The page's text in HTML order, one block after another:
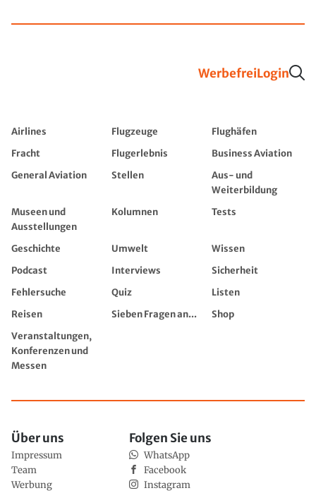
WerbefreiLogin
Airlines Flugzeuge
Flughäfen
Fracht
Flugerlebnis
Business Aviation
General Aviation
Stellen
Aus- und
Weiterbildung
Museen und
Ausstellungen
Kolumnen Tests
Geschichte Umwelt
Wissen
Podcast
Interviews
Sicherheit
Fehlersuche
Quiz
Listen
Reisen
Sieben Fragen an...
Shop
Veranstaltungen,
Konferenzen und
Messen
Über uns
Impressum
Team
Werbung
Folgen Sie uns
WhatsApp
Facebook
Instagram